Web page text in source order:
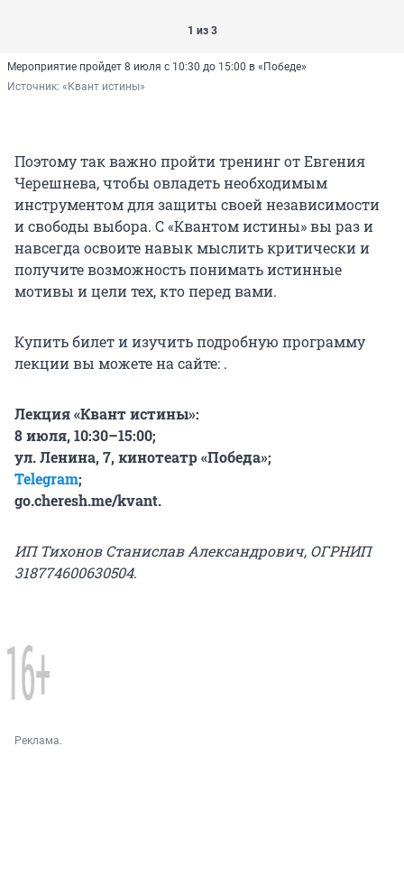
1 из 3
Мероприятие пройдет 8 июля с 10:30 до 15:00 в «Победе»
Источник: «Квант истины»
Поэтому так важно пройти тренинг от Евгения
Черешнева, чтобы овладеть необходимым
инструментом для защиты своей независимости
и свободы выбора. С «Квантом истины» вы раз и
навсегда освоите навык мыслить критически и
получите возможность понимать истинные
мотивы и цели тех, кто перед вами.
Купить билет и изучить подробную программу
лекции вы можете на сайте: .
Лекция «Квант истины»:
8 июля, 10:30–15:00;
ул. Ленина, 7, кинотеатр «Победа»;
Telegram;
go.cheresh.me/kvant.
ИП Тихонов Станислав Александрович, ОГРНИП
318774600630504.
Реклама.